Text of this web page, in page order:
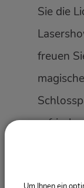
Sie die
freuen
an der